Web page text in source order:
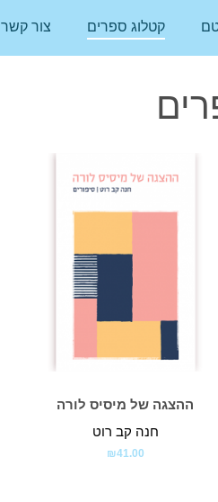
קטלוג ספרים צור קשר
ההצגה של מיסיס לורה
חנה קב רוט
₪41.00